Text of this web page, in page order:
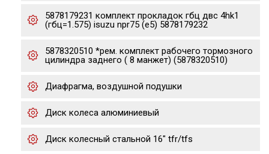
5878179231 комплект прокладок гбц двс 4hk1
(гбц=1.575) isuzu npr75 (e5) 5878179232
5878320510 *рем. комплект рабочего тормозного
цилиндра заднего ( 8 манжет) (5878320510)
Диафрагма, воздушной подушки
Диск колеса алюминиевый
Диск колесный стальной 16" tfr/tfs